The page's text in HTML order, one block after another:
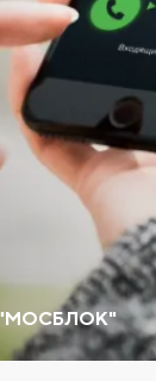
"МОСБЛОК"